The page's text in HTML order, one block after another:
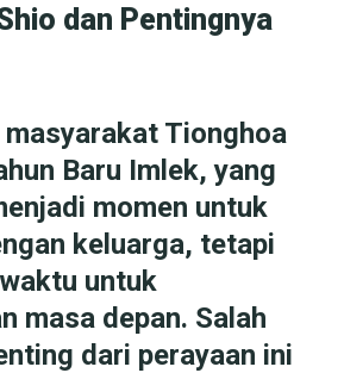
dan Pentingnya
Tionghoa
Baru Imlek, yang
momen untuk
keluarga, tetapi
untuk
masa depan. Salah
dari perayaan ini